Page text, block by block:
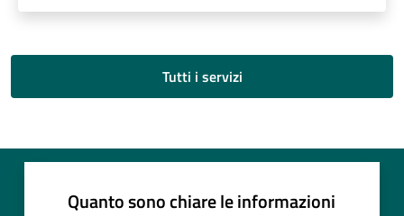
Tutti i servizi
Quanto sono chiare le informazioni